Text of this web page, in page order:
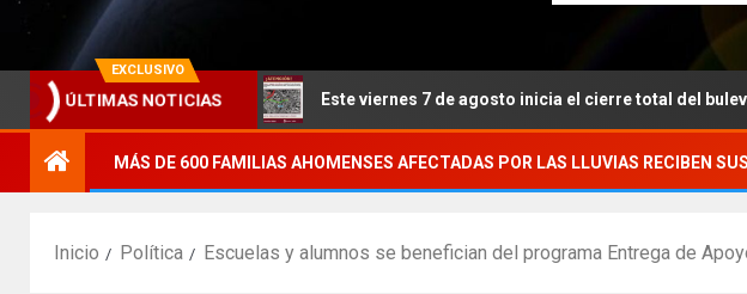
EXCLUSIVO
ÚLTIMAS NOTICIAS
Pueblos Indígenas. Este viernes 7 de agosto inicia el cierre total del bulevar
MÁS DE 600 FAMILIAS AHOMENSES AFECTADAS POR LAS LLUVIAS RECIBEN
Inicio Política Escuelas y alumnos se benefician del programa Entrega de